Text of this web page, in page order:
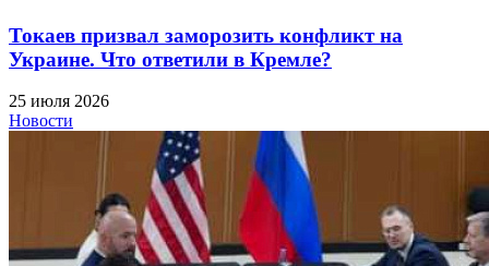
Токаев призвал заморозить конфликт на
Украине. Что ответили в Кремле?
25 июля 2026
Новости